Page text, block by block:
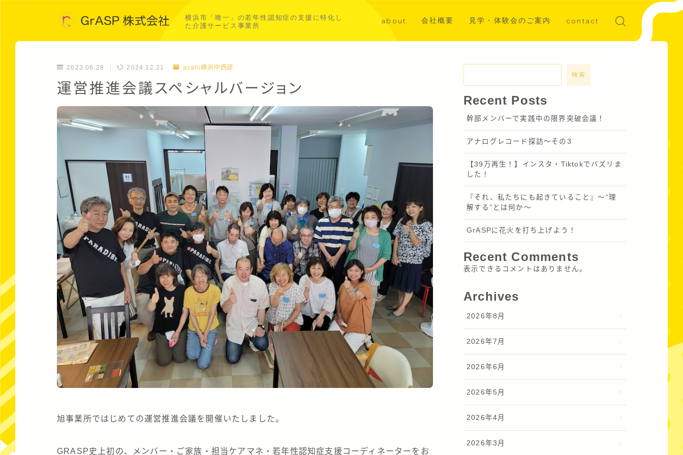
横浜市「唯一」の若年性認知症の支援に特化し
た介護サービス事業所
about
asahi横浜中西部
会社概要
共同事業募集
見学・体験会のご案内 contact
2023.06.28 2024.12.21 asahi横浜中西部
運営推進会議スペシャルバージョン
旭事業所ではじめての運営推進会議を開催いたしました。
GRASP史上初の、メンバー・ご家族・担当ケアマネ・若年性認知症支援コーディネーターをお
検索
Recent Posts
幹部メンバーで実践中の限界突破会議！
アナログレコード探訪～その3
【39万再生！】インスタ・Tiktokでバズリま
した！
『それ、私たちにも起きていること』〜“理
解する”とは何か～
GrASPに花火を打ち上げよう！
Recent Comments
表示できるコメントはありません。
Archives
2026年8月
2026年7月
2026年6月
2026年5月
2026年4月
2026年3月